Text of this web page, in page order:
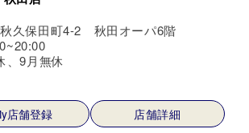
久保田町4-2 秋田オーパ6階
、9月無休
店舗登録 店舗詳細